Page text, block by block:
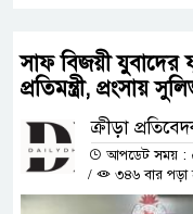
সাফ বিজয়ী যুবাদের
প্রতিমন্ত্রী, প্রংসায়
ক্রীড়া
আপডেট সময় :
/
৩৪৬ বার পড়া